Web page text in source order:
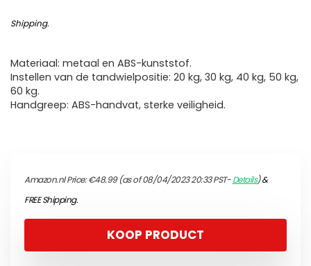
Shipping.
Materiaal: metaal en ABS-kunststof.
Instellen van de tandwielpositie: 20 kg, 30 kg, 40 kg, 50 kg,
60 kg.
Handgreep: ABS-handvat, sterke veiligheid.
Amazon.nl Price:€48.99(as of 08/04/2023 20:33 PST-Details)&
FREE Shipping.
KOOP PRODUCT